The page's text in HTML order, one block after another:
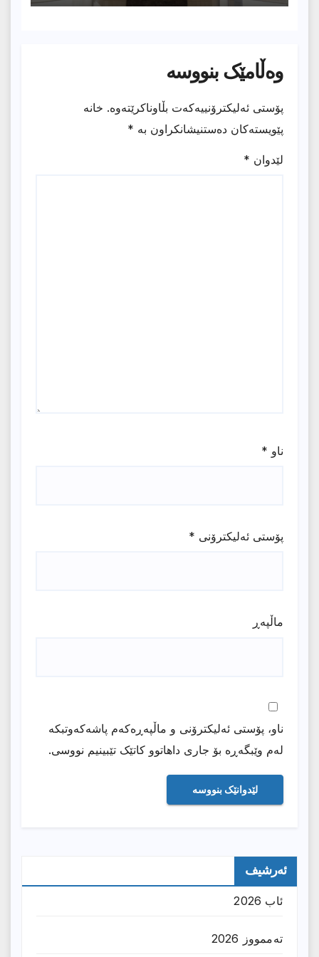
وەڵامێک بنووسە
پۆستی ئەلیکترۆنییەکەت بڵاوناکرێتەوە. خانە
پێویستەکان دەستنیشانکراون بە *
لێدوان *
ناو *
پۆستی ئەلیکترۆنی *
ماڵپه‌ڕ
ناو، پۆستی ئەلیکترۆنی و ماڵپەڕەکەم پاشەکەوتبکە
لەم وێبگەڕە بۆ جاری داهاتوو کاتێک تێبینیم نووسی.
ئەرشیف
ئاب 2026
تەممووز 2026